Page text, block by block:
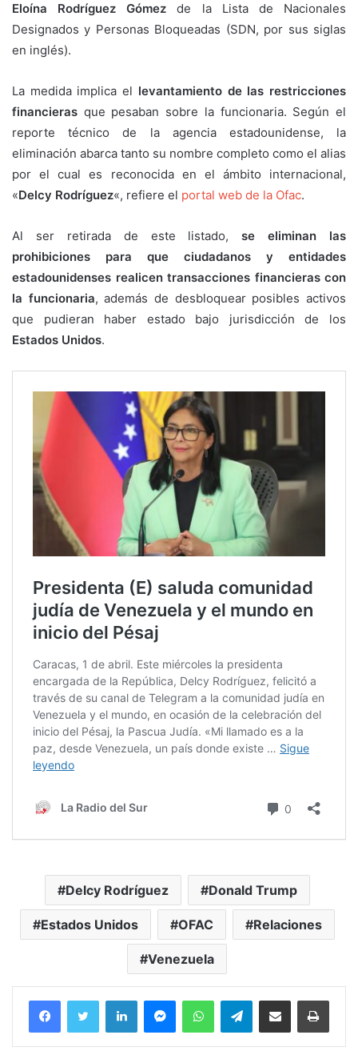
Eloína Rodríguez Gómez de la Lista de Nacionales
Designados y Personas Bloqueadas (SDN, por sus siglas
en inglés).
La medida implica el levantamiento de las restricciones
financieras que pesaban sobre la funcionaria. Según el
reporte técnico de la agencia estadounidense, la
eliminación abarca tanto su nombre completo como el alias
por el cual es reconocida en el ámbito internacional,
«Delcy Rodríguez«, refiere el portal web de la Ofac.
Al ser retirada de este listado,se eliminan las
prohibiciones para que ciudadanos y entidades
estadounidenses realicen transacciones financieras con
la funcionaria, además de desbloquear posibles activos
que pudieran haber estado bajo jurisdicción de los
Estados Unidos.
Delcy Rodríguez Donald Trump
Estados Unidos OFAC Relaciones
Venezuela
FacebookTwitter LinkedInMessengerWhatsAppTelegramCompartir por correo electrónico